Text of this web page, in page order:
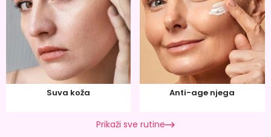
Suva koža Anti-age njega
Prikaži sve rutine